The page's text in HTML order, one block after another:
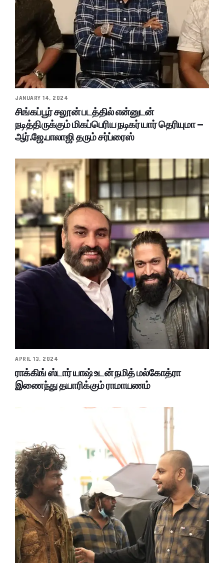
JANUARY 14, 2024
சிங்கப்பூர் சலூன் படத்தில் என்னுடன்
நடித்திருக்கும் மிகப்பெரிய நடிகர் யார் தெரியுமா –
ஆர்.ஜே.பாலாஜி தரும் சர்ப்ரைஸ்
APRIL 13, 2024
ராக்கிங் ஸ்டார் யாஷ் உடன் நமித் மல்கோத்ரா
இணைந்து தயாரிக்கும் ராமாயணம்